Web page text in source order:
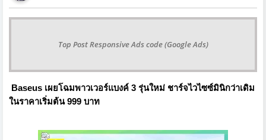
Top Post Responsive Ads code (Google Ads)
Baseus เผยโฉมพาวเวอร์แบงค์ 3 รุ่นใหม่ ชาร์จไวไซซ์มินิกว่าเดิม
ในราคาเริ่มต้น 999 บาท